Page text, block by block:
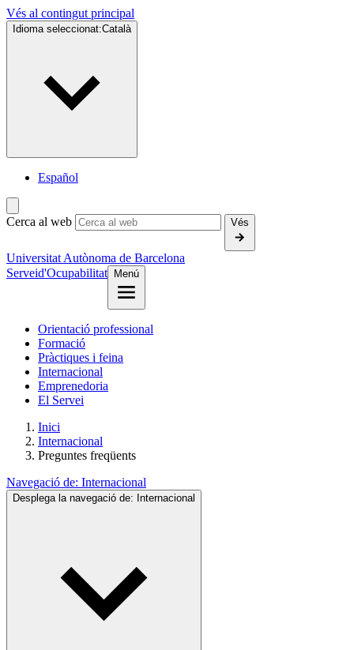
Vés al contingut principal
Idioma seleccionat:Català
Español
Cerca al web Vés
Universitat Autònoma de Barcelona
Serveid'Ocupabilitat Menú
Orientació professional
Formació
Pràctiques i feina
Internacional
Emprenedoria
El Servei
Inici
Internacional
Preguntes freqüents
Navegació de: Internacional
Desplega la navegació de: Internacional